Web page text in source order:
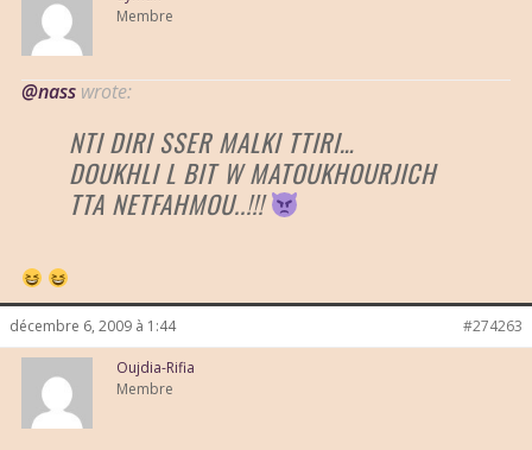
Membre
@nass wrote:
NTI DIRI SSER MALKI TTIRI…
DOUKHLI L BIT W MATOUKHOURJICH
TTA NETFAHMOU..!!!
décembre 6, 2009 à 1:44 #274263
Oujdia-Rifia
Membre